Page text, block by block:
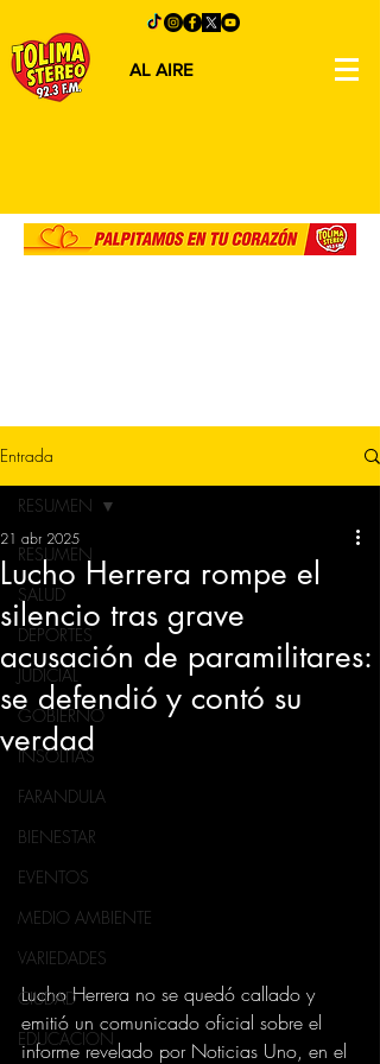
AL AIRE
Entrada
RESUMEN
SALUD
DEPORTES
JUDICIAL
GOBIERNO
INSÓLITAS
FARANDULA
BIENESTAR
EVENTOS
MEDIO AMBIENTE
VARIEDADES
CIUDAD
EDUCACION
RESUMEN
Lucho Herrera rompe el
silencio tras grave
acusación de paramilitares:
se defendió y contó su
verdad
21 abr 2025
Lucho Herrera no se quedó callado y
emitió un comunicado oficial sobre el
informe revelado por Noticias Uno, en el